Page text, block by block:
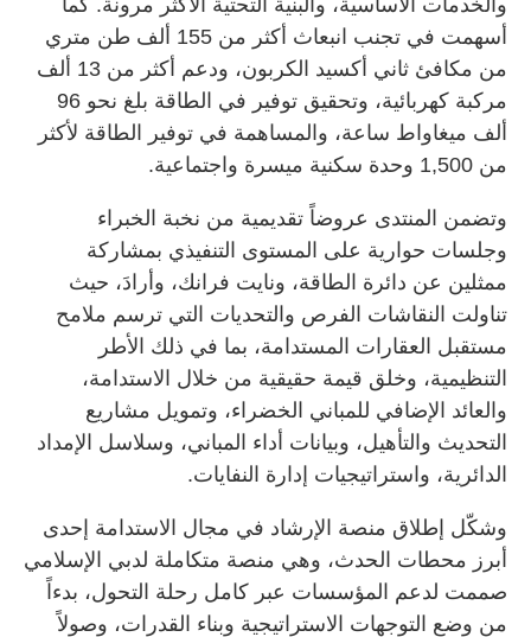
أسهمت في تجنب انبعاث أكثر من 155 ألف طن متري
من مكافئ ثاني أكسيد الكربون، ودعم أكثر من 13 ألف
مركبة كهربائية، وتحقيق توفير في الطاقة بلغ نحو 96
ألف ميغاواط ساعة، والمساهمة في توفير الطاقة لأكثر
من 1,500 وحدة سكنية ميسرة واجتماعية.
وتضمن المنتدى عروضاً تقديمية من نخبة الخبراء
وجلسات حوارية على المستوى التنفيذي بمشاركة
ممثلين عن دائرة الطاقة، ونايت فرانك، وأرادَ، حيث
تناولت النقاشات الفرص والتحديات التي ترسم ملامح
مستقبل العقارات المستدامة، بما في ذلك الأطر
التنظيمية، وخلق قيمة حقيقية من خلال الاستدامة،
والعائد الإضافي للمباني الخضراء، وتمويل مشاريع
التحديث والتأهيل، وبيانات أداء المباني، وسلاسل الإمداد
الدائرية، واستراتيجيات إدارة النفايات.
وشكّل إطلاق منصة الإرشاد في مجال الاستدامة إحدى
أبرز محطات الحدث، وهي منصة متكاملة لدبي الإسلامي
صممت لدعم المؤسسات عبر كامل رحلة التحول، بدءاً
من وضع التوجهات الاستراتيجية وبناء القدرات، وصولاً